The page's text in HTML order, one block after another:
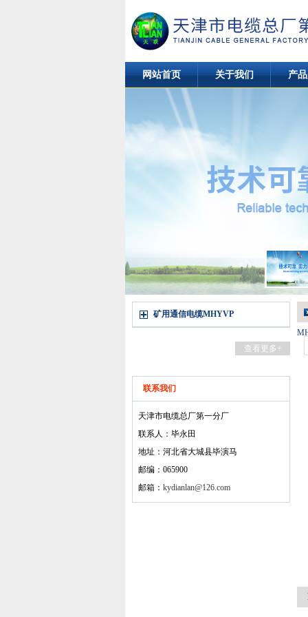
网站首页 关于我们 产
矿用通信电缆MHYVP
查看更多+
联系我们
天津市电缆总厂第一分厂
联系人：毕永田
地址：河北省大城县毕演马
邮编：065900
邮箱： kydianlan@126.com